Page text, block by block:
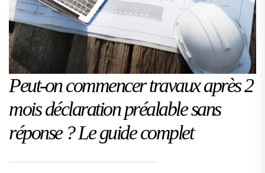
Peut-on commencer travaux après 2
mois déclaration préalable sans
réponse ? Le guide complet